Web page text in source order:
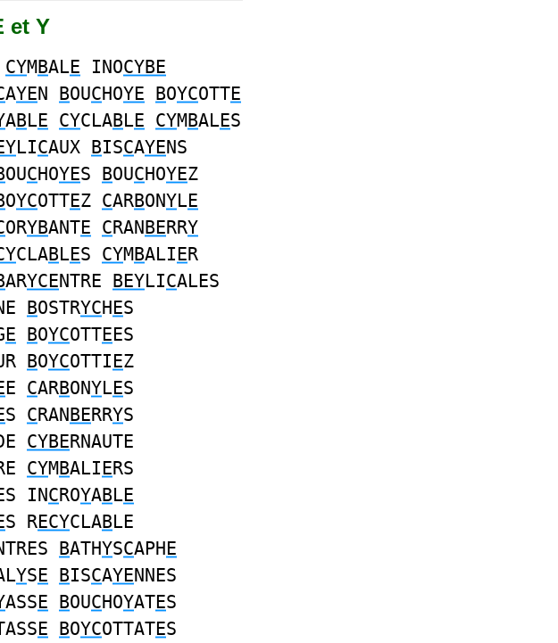
et Y
CYMBALE INOCYBE
AYEN BOUCHOYE BOYCOTTE
ABLE CYCLABLE CYMBALES
LICAUX BISCAYENS
OUCHOYES BOUCHOYEZ
OYCOTTEZ CARBONYLE
ORYBANTE CRANBERRY
CLABLES CYMBALIER
ARYCENTRE BEYLICALES
BOSTRYCHES
E BOYCOTTEES
BOYCOTTIEZ
E CARBONYLES
S CRANBERRYS
CYBERNAUTE
CYMBALIERS
INCROYABLE
S RECYCLABLE
BATHYSCAPHE
YSE BISCAYENNES
ASSE BOUCHOYATES
E BOYCOTTATES